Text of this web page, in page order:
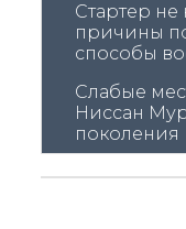
Стартер не
причины
способы
Слабые
Ниссан
поколения